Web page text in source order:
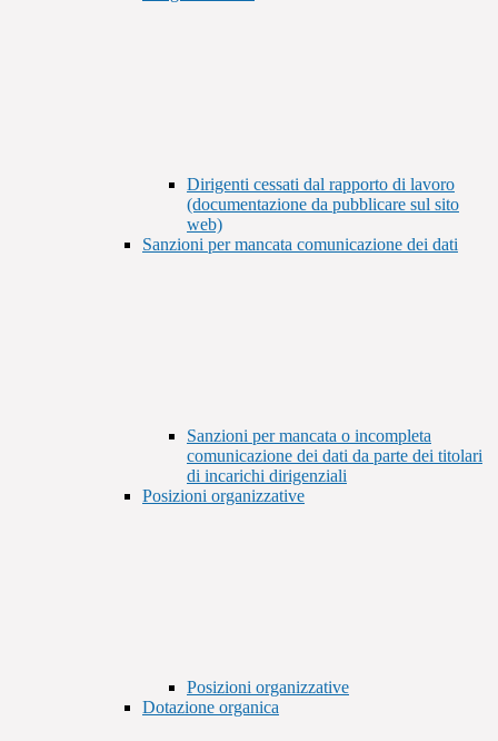
Dirigenti cessati dal rapporto di lavoro
(documentazione da pubblicare sul sito
web)
Sanzioni per mancata comunicazione dei dati
Sanzioni per mancata o incompleta
comunicazione dei dati da parte dei titolari
di incarichi dirigenziali
Posizioni organizzative
Posizioni organizzative
Dotazione organica